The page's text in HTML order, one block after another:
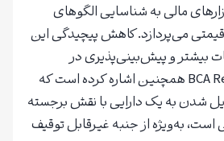
مالی به شناسایی الگوهای
می‌پردازد. کاهش پیچیدگی این
بیشتر و پیش‌بینی‌پذیری در
قیمت‌هاست. BCA Research همچنین اشاره کرده است که
شدن به یک دارایی با نقش برجسته
به‌ویژه از جنبه غیرقابل توقیف